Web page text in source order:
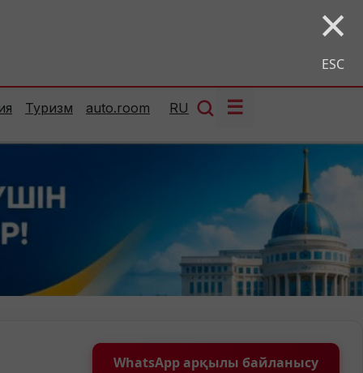
×
ESC
Туризм auto.room RU ☰
WhatsApp арқылы байланысу